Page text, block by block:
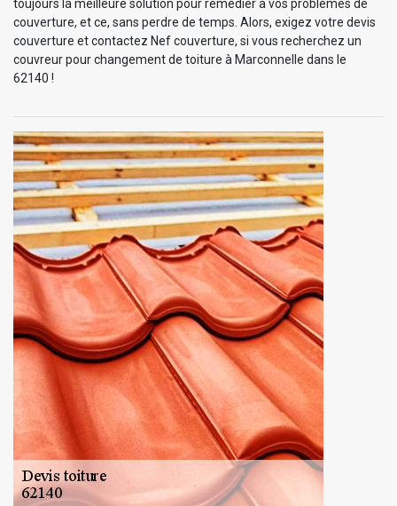
toujours la meilleure solution pour remédier à vos problèmes de
couverture, et ce, sans perdre de temps. Alors, exigez votre devis
couverture et contactez Nef couverture, si vous recherchez un
couvreur pour changement de toiture à Marconnelle dans le
62140 !